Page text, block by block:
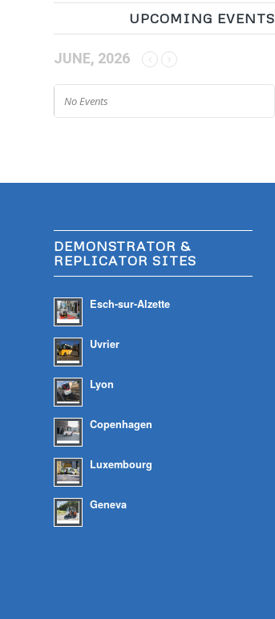
UPCOMING EVENTS
JUNE, 2026
No Events
DEMONSTRATOR &
REPLICATOR SITES
Esch-sur-Alzette
Uvrier
Lyon
Copenhagen
Luxembourg
Geneva